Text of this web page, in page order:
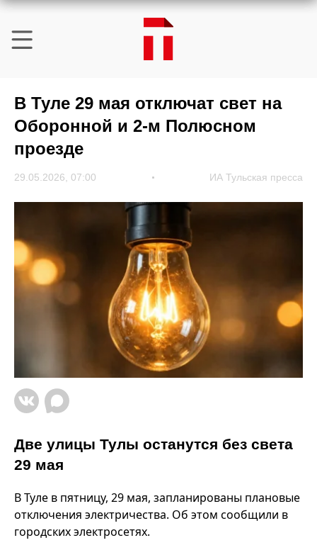
В Туле 29 мая отключат свет на
Оборонной и 2-м Полюсном
проезде
29.05.2026, 07:00 ИА Тульская пресса
Две улицы Тулы останутся без света
29 мая
В Туле в пятницу, 29 мая, запланированы плановые
отключения электричества. Об этом сообщили в
городских электросетях.